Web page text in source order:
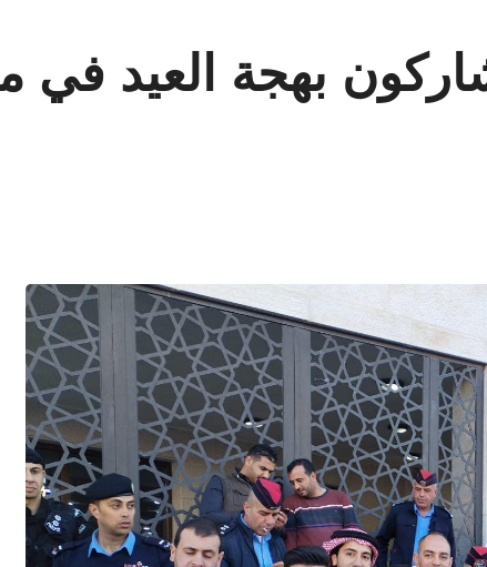
بهجة العيد في